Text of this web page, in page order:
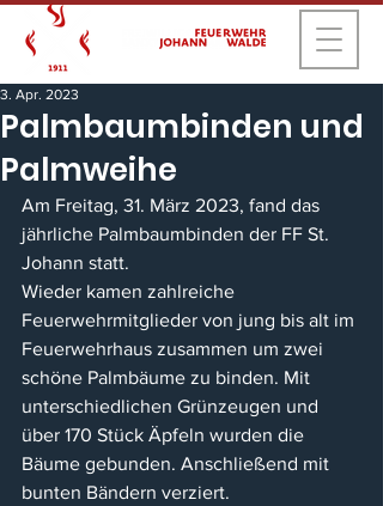
Palmbaumbinden und
Palmweihe
3. Apr. 2023
Am Freitag, 31. März 2023, fand das
jährliche Palmbaumbinden der FF St.
Johann statt.
Wieder kamen zahlreiche
Feuerwehrmitglieder von jung bis alt im
Feuerwehrhaus zusammen um zwei
schöne Palmbäume zu binden. Mit
unterschiedlichen Grünzeugen und
über 170 Stück Äpfeln wurden die
Bäume gebunden. Anschließend mit
bunten Bändern verziert.